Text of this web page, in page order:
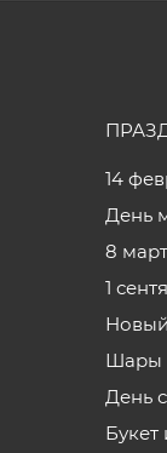
14
День
8
1
Шары
День
Букет